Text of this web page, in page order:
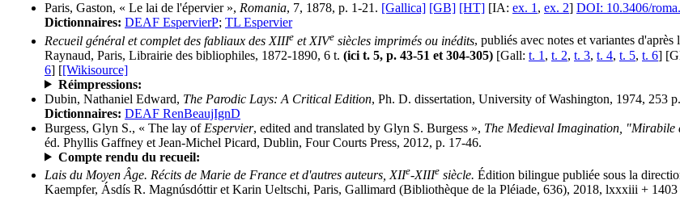
Paris, Gaston, « Le lai de l'épervier », Romania, 7, 1878, p. 1-21. [Gallica] [GB] [HT] [IA: ex. 1 , ex. 2] DOI: 10.3406/
Dictionnaires: DEAF EspervierP; TL Espervier
Recueil général et complet des fabliaux des XIIIe et XIVe siècles imprimés ou inédits, publiés avec notes et variantes
Raynaud, Paris, Librairie des bibliophiles, 1872-1890, 6 t. (ici t. 5, p. 43-51 et 304-305) [Gall: t. 1 , t. 2, t. 3, t. 4, t. 5, t. 6]
6] [[Wikisource]
Réimpressions:
Dubin, Nathaniel Edward, The Parodic Lays: A Critical Edition, Ph. D. dissertation, University of Washington, 1974, 253 p.
Dictionnaires: DEAF RenBeaujIgnD
Burgess, Glyn S., « The lay of Espervier, edited and translated by Glyn S. Burgess », The Medieval Imagination, "Mirabile
éd. Phyllis Gaffney et Jean-Michel Picard, Dublin, Four Courts Press, 2012, p. 17-46.
Compte rendu du recueil:
Lais du Moyen Âge. Récits de Marie de France et d'autres auteurs, XIIe-XIIIe siècle. Édition bilingue publiée sous la
Kaempfer, Ásdís R. Magnúsdóttir et Karin Ueltschi, Paris, Gallimard (Bibliothèque de la Pléiade, 636), 2018, lxxxiii + 1403